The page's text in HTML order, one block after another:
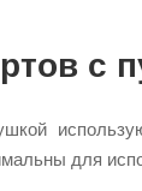
с
для